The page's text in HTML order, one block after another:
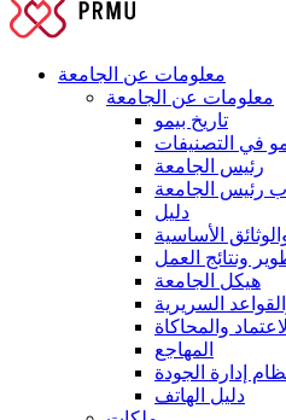
معلومات عن الجامعة
معلومات عن الجامعة
تاريخ بيمو
في التصنيفات
رئيس الجامعة
رئيس الجامعة
دليل
الأساسية
ونتائج العمل
هيكل الجامعة
السريرية
والمحاكاة
المهاجع
إدارة الجودة
دليل الهاتف